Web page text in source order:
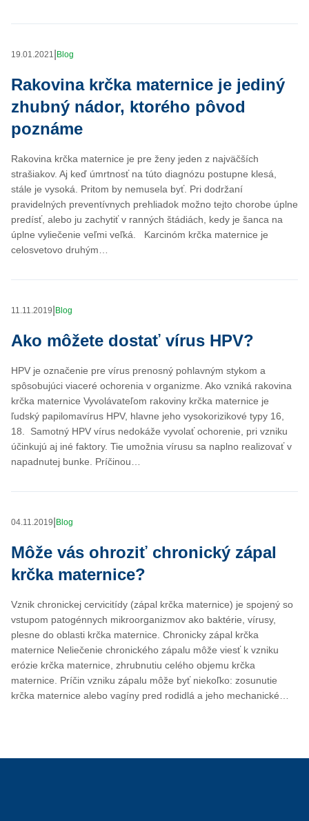
19.01.2021 Blog
Rakovina krčka maternice je jediný
zhubný nádor, ktorého pôvod
poznáme
Rakovina krčka maternice je pre ženy jeden z najväčších
strašiakov. Aj keď úmrtnosť na túto diagnózu postupne klesá,
stále je vysoká. Pritom by nemusela byť. Pri dodržaní
pravidelných preventívnych prehliadok možno tejto chorobe úplne
predísť, alebo ju zachytiť v ranných štádiách, kedy je šanca na
úplne vyliečenie veľmi veľká. Karcinóm krčka maternice je
celosvetovo druhým…
11.11.2019 Blog
Ako môžete dostať vírus HPV?
HPV je označenie pre vírus prenosný pohlavným stykom a
spôsobujúci viaceré ochorenia v organizme. Ako vzniká rakovina
krčka maternice Vyvolávateľom rakoviny krčka maternice je
ľudský papilomavírus HPV, hlavne jeho vysokorizikové typy 16,
18. Samotný HPV vírus nedokáže vyvolať ochorenie, pri vzniku
účinkujú aj iné faktory. Tie umožnia vírusu sa naplno realizovať v
napadnutej bunke. Príčinou…
04.11.2019 Blog
Môže vás ohroziť chronický zápal
krčka maternice?
Vznik chronickej cervicitídy (zápal krčka maternice) je spojený so
vstupom patogénnych mikroorganizmov ako baktérie, vírusy,
plesne do oblasti krčka maternice. Chronicky zápal krčka
maternice Neliečenie chronického zápalu môže viesť k vzniku
erózie krčka maternice, zhrubnutiu celého objemu krčka
maternice. Príčin vzniku zápalu môže byť niekoľko: zosunutie
krčka maternice alebo vagíny pred rodidlá a jeho mechanické…